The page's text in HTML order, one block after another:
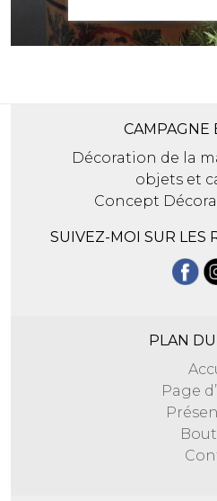
CAMPAGNE
Décoration de la
objets et
Concept
SUIVEZ-MOI SUR LES
PLAN
Page